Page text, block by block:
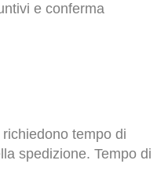
e conferma
tempo di
spedizione. Tempo di